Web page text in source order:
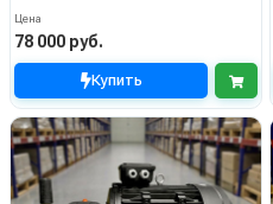
Цена
78 000 руб.
Купить